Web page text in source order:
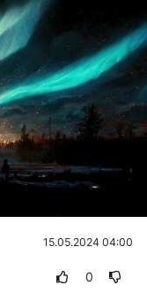
15.05.2024 04:00
0